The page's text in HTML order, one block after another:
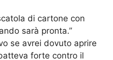
di cartone con
sarà pronta.”
se avrei dovuto aprire
forte contro il